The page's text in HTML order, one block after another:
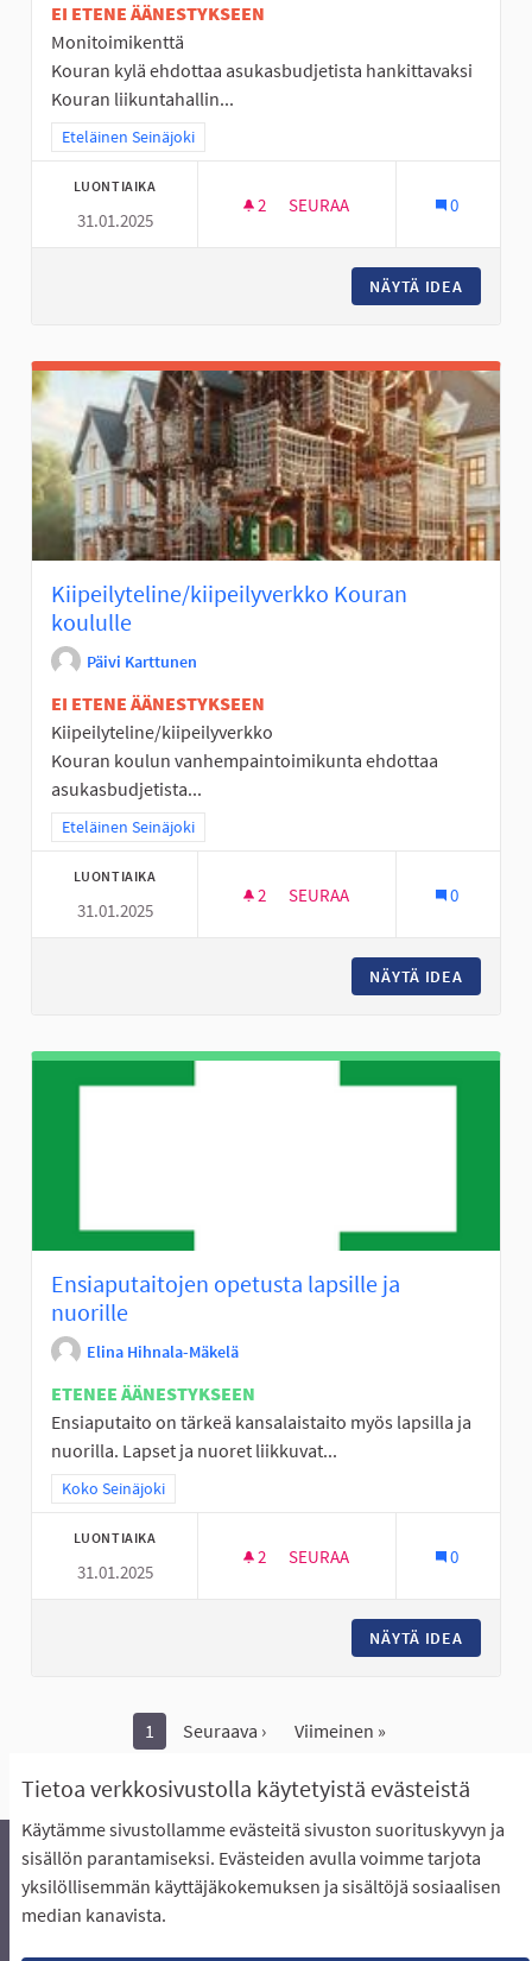
Tietoa verkkosivustolla käytetyistä evästeistä
Käytämme sivustollamme evästeitä sivuston suorituskyvyn ja
sisällön parantamiseksi. Evästeiden avulla voimme tarjota
yksilöllisemmän käyttäjäkokemuksen ja sisältöjä sosiaalisen
median kanavista.
EI ETENE ÄÄNESTYKSEEN
Monitoimikenttä
Kouran kylä ehdottaa asukasbudjetista hankittavaksi
Kouran liikuntahallin...
Rajaa tulokset teeman mukaan: Eteläinen Seinäjoki
Eteläinen Seinäjoki
LUONTIAIKA
31.01.2025
2 2 SEURAAJAA
SEURAA 0
NÄYTÄ IDEA
Kiipeilyteline/kiipeilyverkko Kouran
koululle
Päivi Karttunen
EI ETENE ÄÄNESTYKSEEN
Kiipeilyteline/kiipeilyverkko
Kouran koulun vanhempaintoimikunta ehdottaa
asukasbudjetista...
Rajaa tulokset teeman mukaan: Eteläinen Seinäjoki
Eteläinen Seinäjoki
LUONTIAIKA
31.01.2025
2 2 SEURAAJAA
SEURAA 0
NÄYTÄ IDEA
Ensiaputaitojen opetusta lapsille ja
nuorille
Elina Hihnala-Mäkelä
ETENEE ÄÄNESTYKSEEN
Ensiaputaito on tärkeä kansalaistaito myös lapsilla ja
nuorilla. Lapset ja nuoret liikkuvat...
Rajaa tulokset teeman mukaan: Koko Seinäjoki
Koko Seinäjoki
LUONTIAIKA
31.01.2025
2 2 SEURAAJAA
SEURAA 0
NÄYTÄ IDEA
1 Seuraava › Viimeinen »
Näytä kaikki peruutetut ideat
Äänestyksen pikaohjeet
Usein kysytyt kysymykset
Näin äänestät Asukasbudjetissa